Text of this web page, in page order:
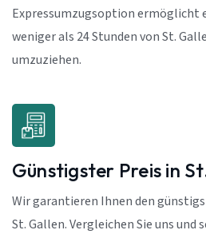
Expressumzugsoption ermöglicht
weniger als 24 Stunden von St.
umzuziehen.
Günstigster Preis in
Wir garantieren Ihnen den
St. Gallen. Vergleichen Sie uns und